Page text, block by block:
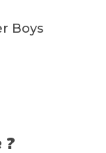
Boys
?